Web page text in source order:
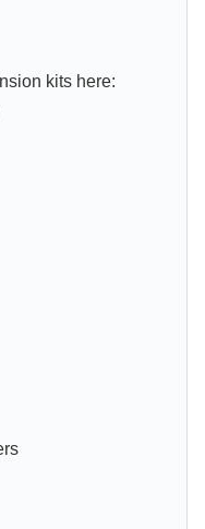
kits here: